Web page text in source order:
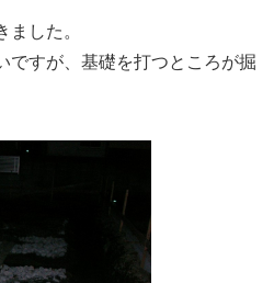
した。
ですが、基礎を打つところが掘